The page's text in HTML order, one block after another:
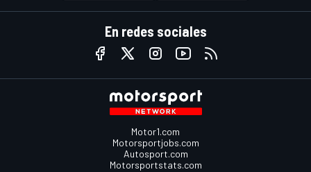
En redes sociales
Motor1.com
Motorsportjobs.com
Autosport.com
Motorsportstats.com